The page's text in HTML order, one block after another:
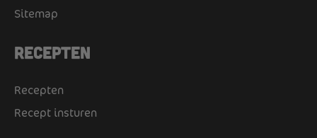
Sitemap
Recepten
Recepten
Recept insturen